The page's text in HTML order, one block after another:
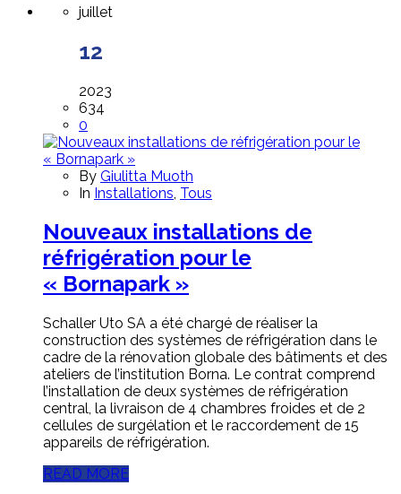
juillet
12
2023
634
0
By Giulitta Muoth
In Installations Tous
Nouveaux installations de
réfrigération pour le
« Bornapark »
Schaller Uto SA a été chargé de réaliser la
construction des systèmes de réfrigération dans le
cadre de la rénovation globale des bâtiments et des
ateliers de l’institution Borna. Le contrat comprend
l’installation de deux systèmes de réfrigération
central, la livraison de 4 chambres froides et de 2
cellules de surgélation et le raccordement de 15
appareils de réfrigération.
READ MORE